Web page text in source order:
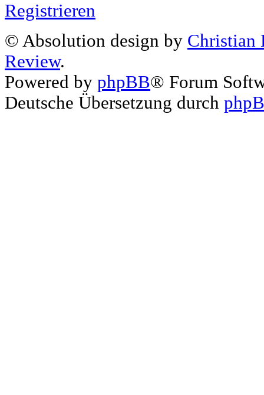
Registrieren
© Absolution design by Christian
Review.
Powered by phpBB® Forum
Deutsche Übersetzung durch